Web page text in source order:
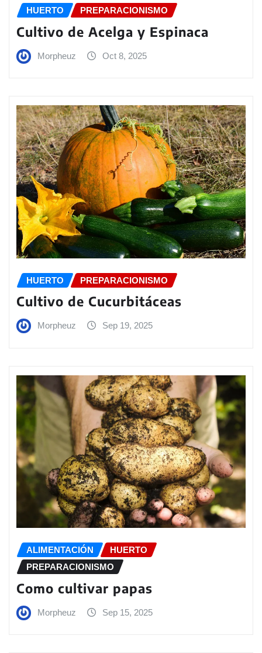
HUERTO PREPARACIONISMO
Cultivo de Acelga y Espinaca
Morpheuz Oct 8, 2025
HUERTO PREPARACIONISMO
Cultivo de Cucurbitáceas
Morpheuz Sep 19, 2025
ALIMENTACIÓN
HUERTO
PREPARACIONISMO
Como cultivar papas
Morpheuz Sep 15, 2025